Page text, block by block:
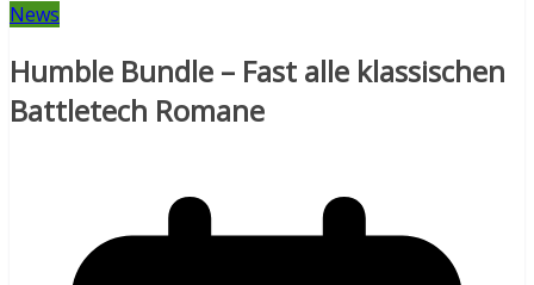
News
Humble Bundle – Fast alle klassischen
Battletech Romane